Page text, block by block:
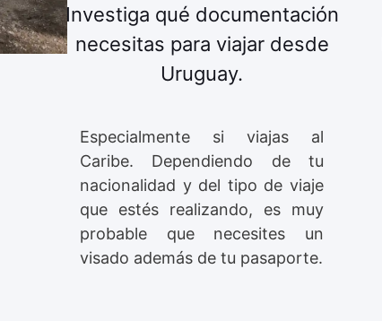
Investiga qué documentación
necesitas para viajar desde
Uruguay.
Especialmente si viajas al
Caribe. Dependiendo de tu
nacionalidad y del tipo de viaje
que estés realizando, es muy
probable que necesites un
visado además de tu pasaporte.